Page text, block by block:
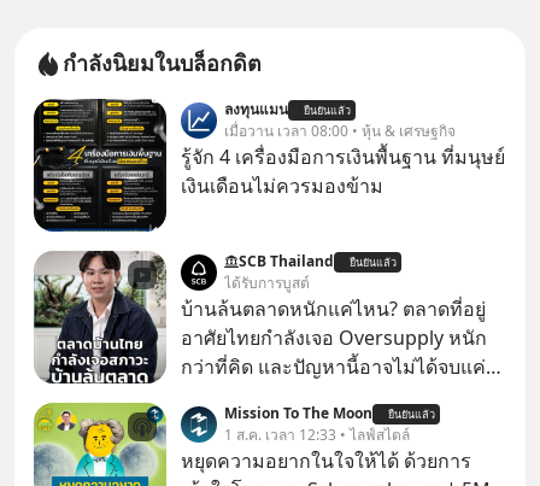
กำลังนิยมในบล็อกดิต
ลงทุนแมน ยืนยันแล้ว
เมื่อวาน เวลา 08:00 • หุ้น & เศรษฐกิจ
รู้จัก 4 เครื่องมือการเงินพื้นฐาน ที่มนุษย์
เงินเดือนไม่ควรมองข้าม
SCB Thailand ยืนยันแล้ว
ได้รับการบูสต์
บ้านล้นตลาดหนักแค่ไหน? ตลาดที่อยู่
อาศัยไทยกำลังเจอ Oversupply หนัก
กว่าที่คิด และปัญหานี้อาจไม่ได้จบแค่
ล้นตลาด #เศรษฐกิจไทย #EICAround
#SCBThailand สามารถดูคลิปที่
Mission To The Moon ยืนยันแล้ว
1 ส.ค. เวลา 12:33 • ไลฟ์สไตล์
หยุดความอยากในใจให้ได้ ด้วยการ